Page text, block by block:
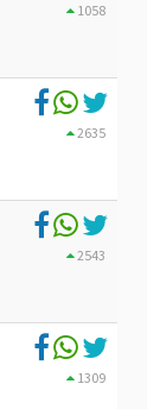
1058
2635
2543
1309